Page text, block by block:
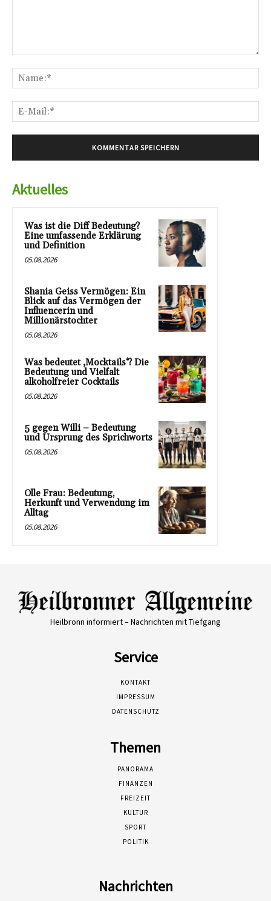
Aktuelles
Was ist die Diff Bedeutung?
Eine umfassende Erklärung
und Definition
05.08.2026
Shania Geiss Vermögen: Ein
Blick auf das Vermögen der
Influencerin und
Millionärstochter
05.08.2026
Was bedeutet ‚Mocktails‘? Die
Bedeutung und Vielfalt
alkoholfreier Cocktails
05.08.2026
5 gegen Willi – Bedeutung
und Ursprung des Sprichworts
05.08.2026
Olle Frau: Bedeutung,
Herkunft und Verwendung im
Alltag
05.08.2026
Heilbronn informiert – Nachrichten mit Tiefgang
Service
KONTAKT
IMPRESSUM
DATENSCHUTZ
Themen
PANORAMA
FINANZEN
FREIZEIT
KULTUR
SPORT
POLITIK
Nachrichten